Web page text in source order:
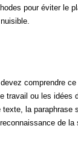
pour éviter le
comprendre ce
travail ou les idées
la paraphrase
de la